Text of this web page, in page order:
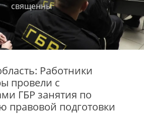
священны
Работники
провели с
ГБР занятия по
подготовки